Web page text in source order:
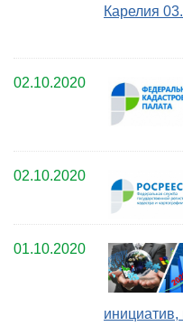
Карелия
02.10.2020
02.10.2020
01.10.2020